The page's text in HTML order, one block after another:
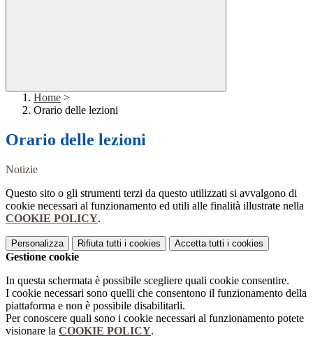
Home >
Orario delle lezioni
Orario delle lezioni
Notizie
Questo sito o gli strumenti terzi da questo utilizzati si avvalgono di
cookie necessari al funzionamento ed utili alle finalità illustrate nella
COOKIE POLICY.
Personalizza Rifiuta tutti i cookies Accetta tutti i cookies
Gestione cookie
In questa schermata è possibile scegliere quali cookie consentire.
I cookie necessari sono quelli che consentono il funzionamento della
piattaforma e non è possibile disabilitarli.
Per conoscere quali sono i cookie necessari al funzionamento potete
visionare la COOKIE POLICY.